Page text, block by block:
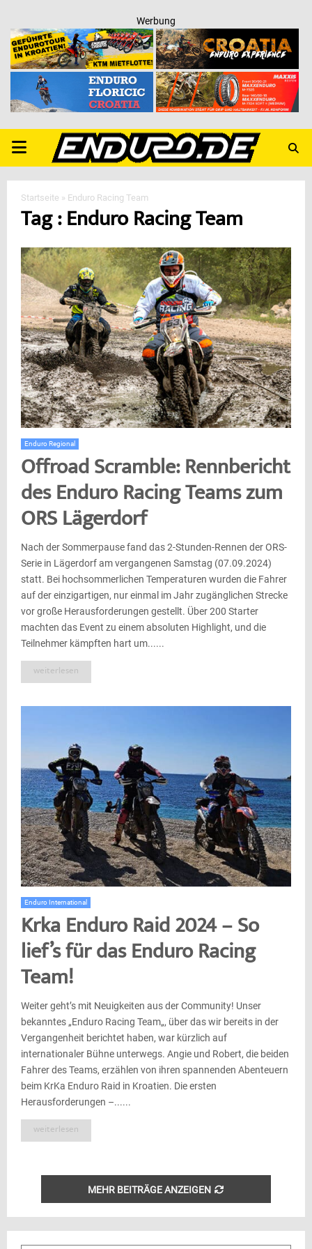
Werbung
PRIMARY
MENU
Startseite » Enduro Racing Team
Tag : Enduro Racing Team
Enduro Regional
Offroad Scramble: Rennbericht
des Enduro Racing Teams zum
ORS Lägerdorf
Nach der Sommerpause fand das 2-Stunden-Rennen der ORS-
Serie in Lägerdorf am vergangenen Samstag (07.09.2024)
statt. Bei hochsommerlichen Temperaturen wurden die Fahrer
auf der einzigartigen, nur einmal im Jahr zugänglichen Strecke
vor große Herausforderungen gestellt. Über 200 Starter
machten das Event zu einem absoluten Highlight, und die
Teilnehmer kämpften hart um......
weiterlesen
Enduro International
Krka Enduro Raid 2024 – So
lief’s für das Enduro Racing
Team!
Weiter geht’s mit Neuigkeiten aus der Community! Unser
bekanntes „Enduro Racing Team„, über das wir bereits in der
Vergangenheit berichtet haben, war kürzlich auf
internationaler Bühne unterwegs. Angie und Robert, die beiden
Fahrer des Teams, erzählen von ihren spannenden Abenteuern
beim KrKa Enduro Raid in Kroatien. Die ersten
Herausforderungen –......
weiterlesen
MEHR BEITRÄGE ANZEIGEN